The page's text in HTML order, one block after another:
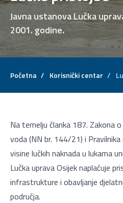
Javna ustanova Lučka
2001. godine.
Početna / Korisnički centar /
Na temelju članka 187. Zakona
voda (NN br. 144/21) i
visine lučkih naknada u lukama
Lučka uprava Osijek naplaćuje
infrastrukture i obavljanje
područja.